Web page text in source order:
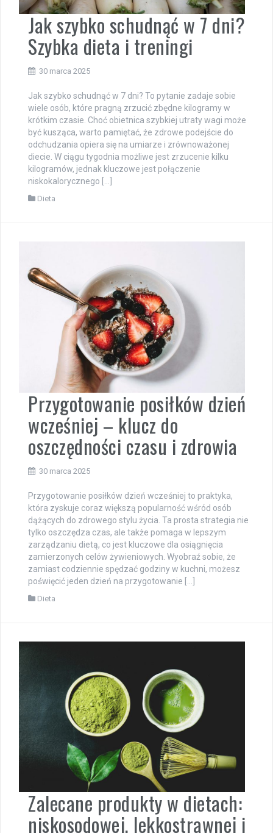
Jak szybko schudnąć w 7 dni?
Szybka dieta i treningi
30 marca 2025
Jak szybko schudnąć w 7 dni? To pytanie zadaje sobie
wiele osób, które pragną zrzucić zbędne kilogramy w
krótkim czasie. Choć obietnica szybkiej utraty wagi może
być kusząca, warto pamiętać, że zdrowe podejście do
odchudzania opiera się na umiarze i zrównoważonej
diecie. W ciągu tygodnia możliwe jest zrzucenie kilku
kilogramów, jednak kluczowe jest połączenie
niskokalorycznego […]
Dieta
Przygotowanie posiłków dzień
wcześniej – klucz do
oszczędności czasu i zdrowia
30 marca 2025
Przygotowanie posiłków dzień wcześniej to praktyka,
która zyskuje coraz większą popularność wśród osób
dążących do zdrowego stylu życia. Ta prosta strategia nie
tylko oszczędza czas, ale także pomaga w lepszym
zarządzaniu dietą, co jest kluczowe dla osiągnięcia
zamierzonych celów żywieniowych. Wyobraź sobie, że
zamiast codziennie spędzać godziny w kuchni, możesz
poświęcić jeden dzień na przygotowanie […]
Dieta
Zalecane produkty w dietach:
niskosodowej, lekkostrawnej i